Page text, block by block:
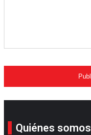
Quiénes somos